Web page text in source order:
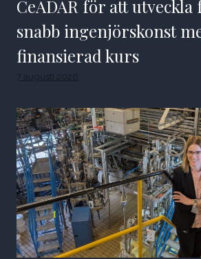
CeADAR för att
snabb ingenjörskonst
finansierad kurs
7 augusti 2026